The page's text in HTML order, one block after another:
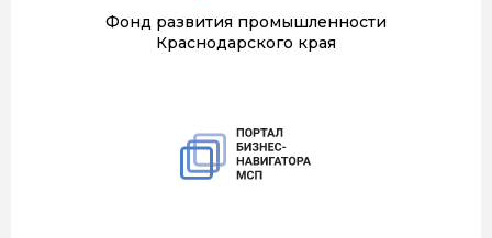
Фонд развития промышленности
Краснодарского края